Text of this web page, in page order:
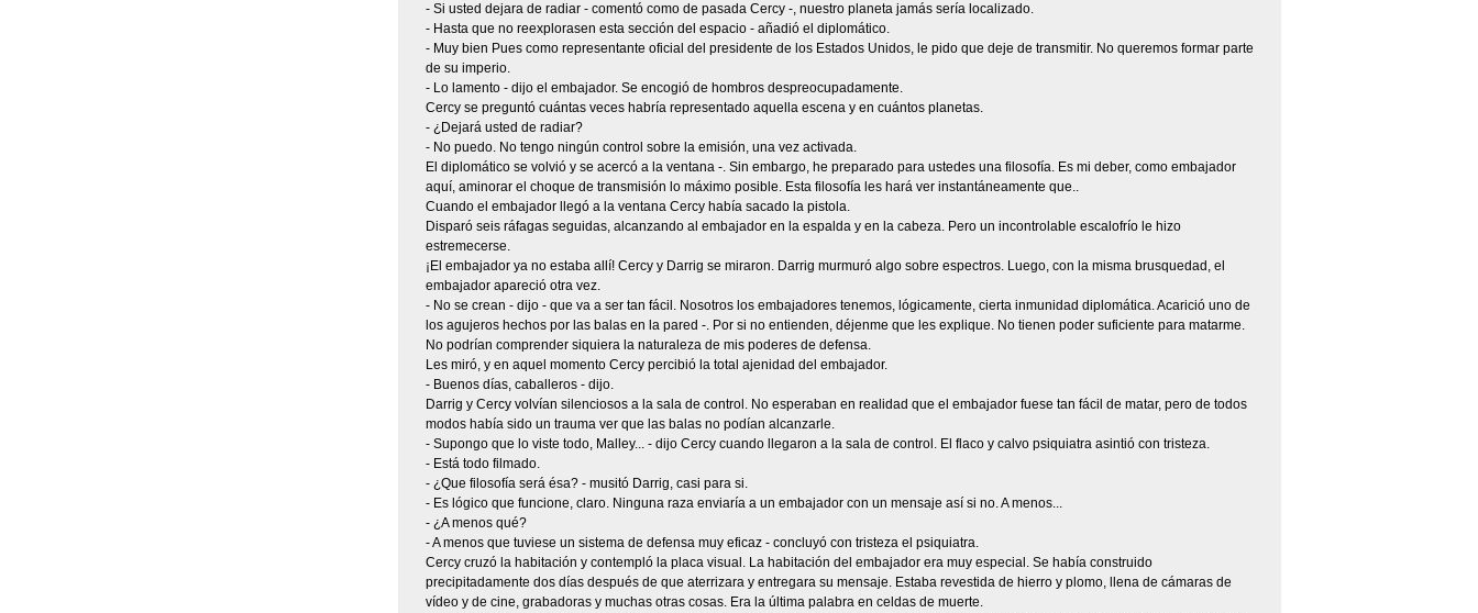
- Si usted dejara de radiar - comentó como de pasada Cercy -, nuestro planeta jamás sería localizado.
- Hasta que no reexplorasen esta sección del espacio - añadió el diplomático.
- Muy bien Pues como representante oficial del presidente de los Estados Unidos, le pido que deje de transmitir. No queremos formar parte
de su imperio.
- Lo lamento - dijo el embajador. Se encogió de hombros despreocupadamente.
Cercy se preguntó cuántas veces habría representado aquella escena y en cuántos planetas.
- ¿Dejará usted de radiar?
- No puedo. No tengo ningún control sobre la emisión, una vez activada.
El diplomático se volvió y se acercó a la ventana -. Sin embargo, he preparado para ustedes una filosofía. Es mi deber, como embajador
aquí, aminorar el choque de transmisión lo máximo posible. Esta filosofía les hará ver instantáneamente que..
Cuando el embajador llegó a la ventana Cercy había sacado la pistola.
Disparó seis ráfagas seguidas, alcanzando al embajador en la espalda y en la cabeza. Pero un incontrolable escalofrío le hizo
estremecerse.
¡El embajador ya no estaba allí! Cercy y Darrig se miraron. Darrig murmuró algo sobre espectros. Luego, con la misma brusquedad, el
embajador apareció otra vez.
- No se crean - dijo - que va a ser tan fácil. Nosotros los embajadores tenemos, lógicamente, cierta inmunidad diplomática. Acarició uno de
los agujeros hechos por las balas en la pared -. Por si no entienden, déjenme que les explique. No tienen poder suficiente para matarme.
No podrían comprender siquiera la naturaleza de mis poderes de defensa.
Les miró, y en aquel momento Cercy percibió la total ajenidad del embajador.
- Buenos días, caballeros - dijo.
Darrig y Cercy volvían silenciosos a la sala de control. No esperaban en realidad que el embajador fuese tan fácil de matar, pero de todos
modos había sido un trauma ver que las balas no podían alcanzarle.
- Supongo que lo viste todo, Malley... - dijo Cercy cuando llegaron a la sala de control. El flaco y calvo psiquiatra asintió con tristeza.
- Está todo filmado.
- ¿Que filosofía será ésa? - musitó Darrig, casi para si.
- Es lógico que funcione, claro. Ninguna raza enviaría a un embajador con un mensaje así si no. A menos...
- ¿A menos qué?
- A menos que tuviese un sistema de defensa muy eficaz - concluyó con tristeza el psiquiatra.
Cercy cruzó la habitación y contempló la placa visual. La habitación del embajador era muy especial. Se había construido
precipitadamente dos días después de que aterrizara y entregara su mensaje. Estaba revestida de hierro y plomo, llena de cámaras de
vídeo y de cine, grabadoras y muchas otras cosas. Era la última palabra en celdas de muerte.